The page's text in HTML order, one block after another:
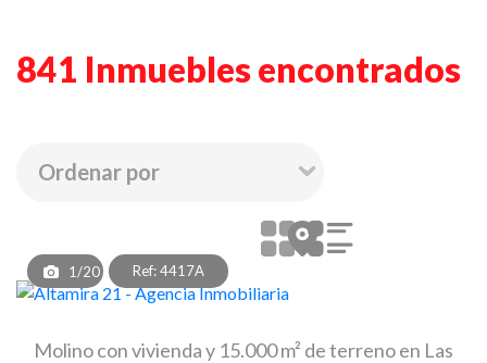
841 Inmuebles encontrados
1/20 Ref: 4417A
Molino con vivienda y 15.000 m² de terreno en Las